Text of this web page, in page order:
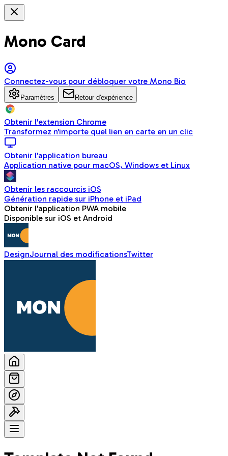
Mono Card
Connectez-vous pour débloquer votre Mono Bio
Paramètres Retour d'expérience
Obtenir l'extension Chrome
Transformez n'importe quel lien en carte en un clic
Obtenir l'application bureau
Application native pour macOS, Windows et Linux
Obtenir les raccourcis iOS
Génération rapide sur iPhone et iPad
Obtenir l'application PWA mobile
Disponible sur iOS et Android
DesignJournal des modificationsTwitter